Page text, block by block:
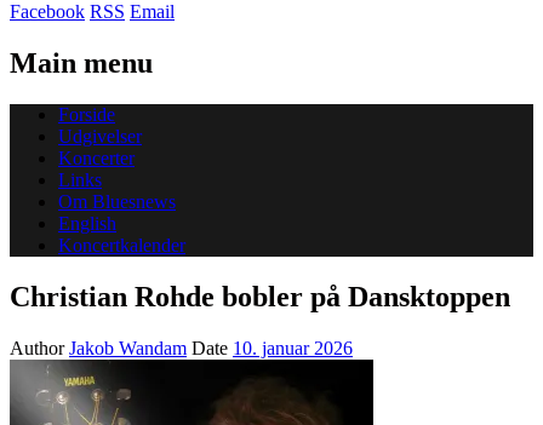
Facebook RSS Email
Main menu
Skip
content
Forside
Udgivelser
Koncerter
Links
Om Bluesnews
English
Koncertkalender
Christian Rohde bobler på Dansktoppen
AuthorJakob Wandam Date 10. januar 2026